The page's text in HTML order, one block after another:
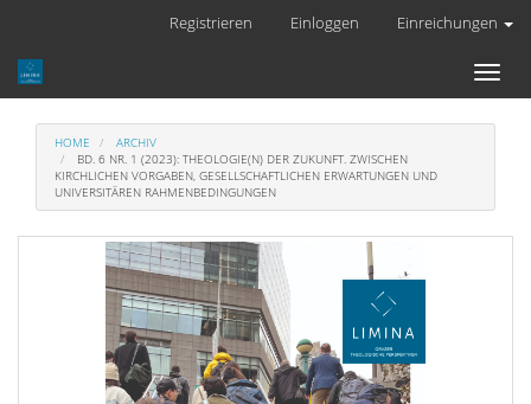
Registrieren Einloggen Einreichungen
Toggle
HOME
ARCHIV
BD. 6 NR. 1 (2023): THEOLOGIE(N) DER ZUKUNFT. ZWISCHEN
KIRCHLICHEN VORGABEN, GESELLSCHAFTLICHEN ERWARTUNGEN UND
UNIVERSITÄREN RAHMENBEDINGUNGEN